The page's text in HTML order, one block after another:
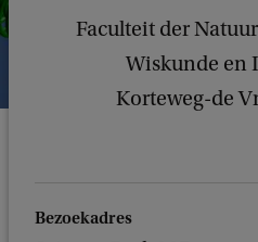
Faculteit der
Wiskunde en
Korteweg-de
Bezoekadres